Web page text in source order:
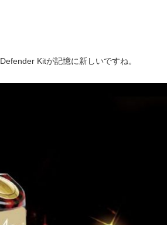
Defender Kitが記憶に新しいですね。